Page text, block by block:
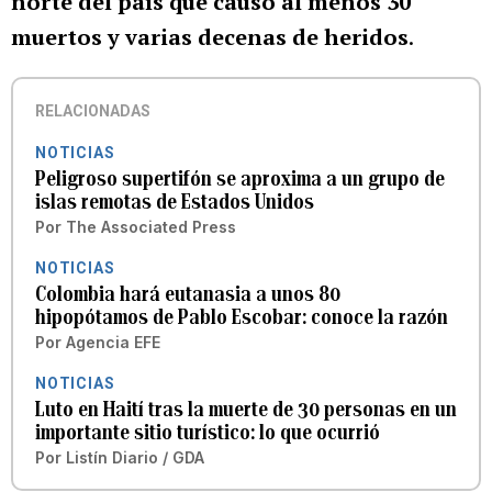
muertos y varias decenas de heridos.
RELACIONADAS
NOTICIAS
Peligroso supertifón se aproxima a un grupo de
islas remotas de Estados Unidos
Por The Associated Press
NOTICIAS
Colombia hará eutanasia a unos 80
hipopótamos de Pablo Escobar: conoce la razón
Por Agencia EFE
NOTICIAS
Luto en Haití tras la muerte de 30 personas en un
importante sitio turístico: lo que ocurrió
Por Listín Diario / GDA